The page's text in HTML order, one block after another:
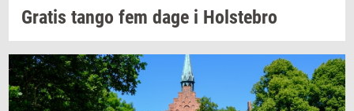
Gra­tis tango fem dage i Holste­bro